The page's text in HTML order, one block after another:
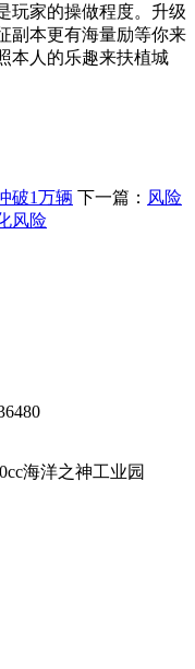
玩家的操做程度。升级
副本更有海量励等你来
本人的乐趣来扶植城
破1万辆 下一篇： 风险
风险
海洋之神工业园